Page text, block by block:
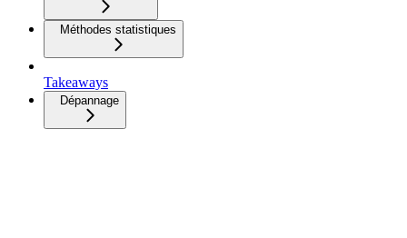
Méthodes statistiques
Takeaways
Dépannage